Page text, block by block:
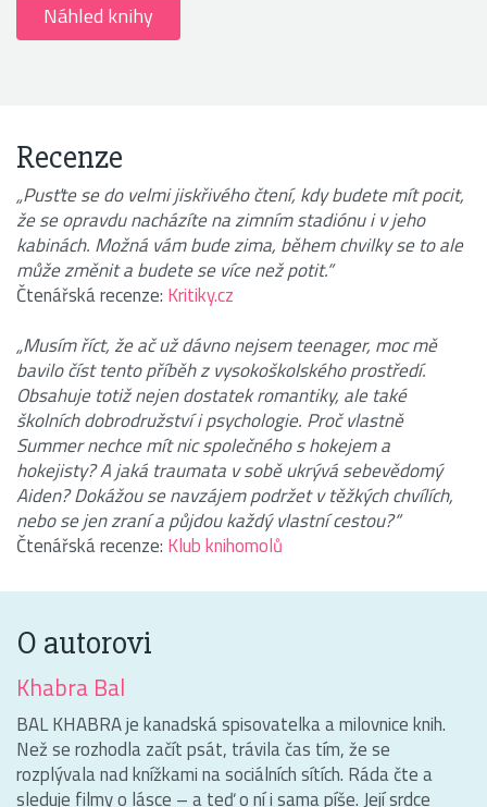
Náhled knihy
Recenze
„Pusťte se do velmi jiskřivého čtení, kdy budete mít pocit,
že se opravdu nacházíte na zimním stadiónu i v jeho
kabinách. Možná vám bude zima, během chvilky se to ale
může změnit a budete se více než potit.“
Čtenářská recenze: Kritiky.cz
„Musím říct, že ač už dávno nejsem teenager, moc mě
bavilo číst tento příběh z vysokoškolského prostředí.
Obsahuje totiž nejen dostatek romantiky, ale také
školních dobrodružství i psychologie. Proč vlastně
Summer nechce mít nic společného s hokejem a
hokejisty? A jaká traumata v sobě ukrývá sebevědomý
Aiden? Dokážou se navzájem podržet v těžkých chvílích,
nebo se jen zraní a půjdou každý vlastní cestou?“
Čtenářská recenze: Klub knihomolů
O autorovi
Khabra Bal
BAL KHABRA je kanadská spisovatelka a milovnice knih.
Než se rozhodla začít psát, trávila čas tím, že se
rozplývala nad knížkami na sociálních sítích. Ráda čte a
sleduje filmy o lásce – a teď o ní i sama píše. Její srdce